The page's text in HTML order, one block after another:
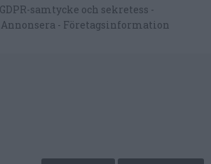
samtycke och sekretess
Annonsera Företagsinformation